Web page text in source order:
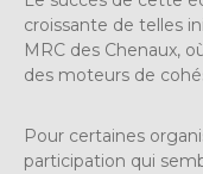
croissante de telles
MRC des Chenaux,
des moteurs de
Pour certaines
participation qui